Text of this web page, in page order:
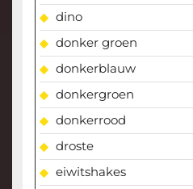
dino
donker groen
donkerblauw
donkergroen
donkerrood
droste
eiwitshakes